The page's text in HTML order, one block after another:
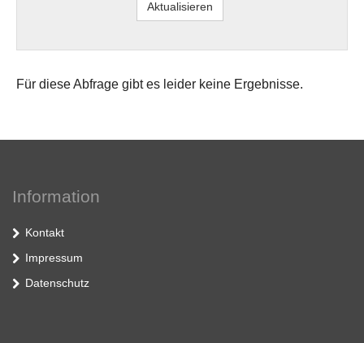
Für diese Abfrage gibt es leider keine Ergebnisse.
Information
Kontakt
Impressum
Datenschutz